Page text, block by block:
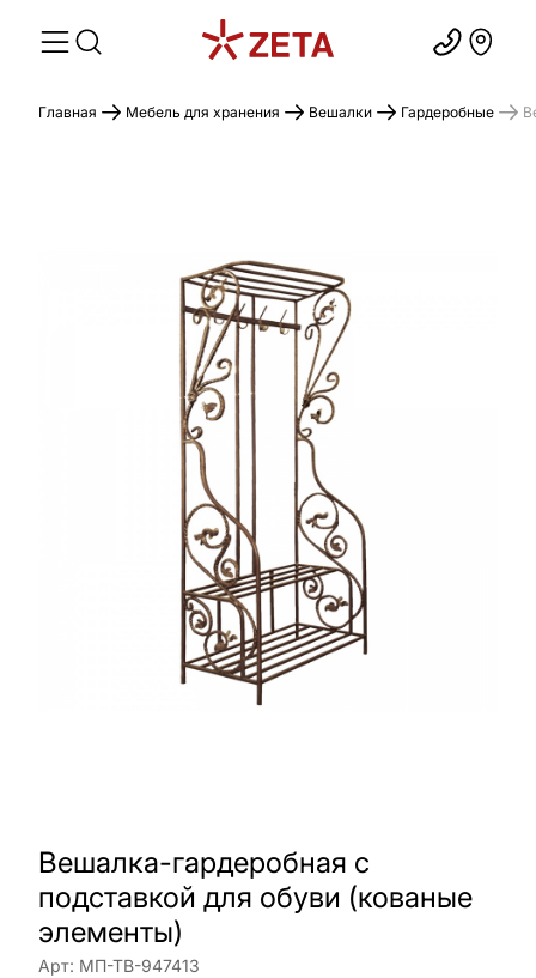
Главная Мебель для хранения Вешалки Гардеробные
Вешалка-гардеробная с
подставкой для обуви (кованые
элементы)
Арт: МП-ТВ-947413